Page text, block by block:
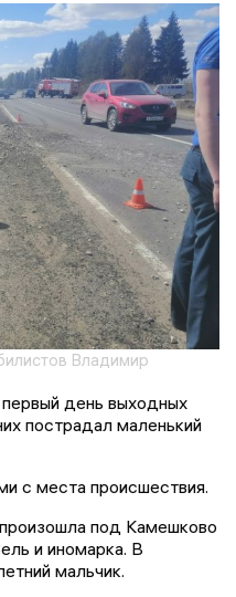
Владимир
день выходных
пострадал маленький
с места происшествия.
под Камешково
и иномарка. В
мальчик.